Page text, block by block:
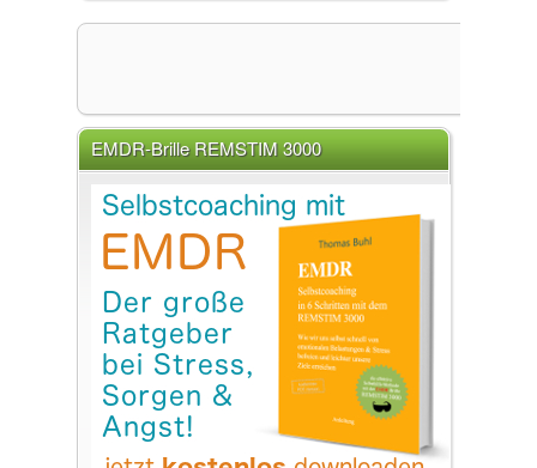
EMDR-Brille REMSTIM 3000